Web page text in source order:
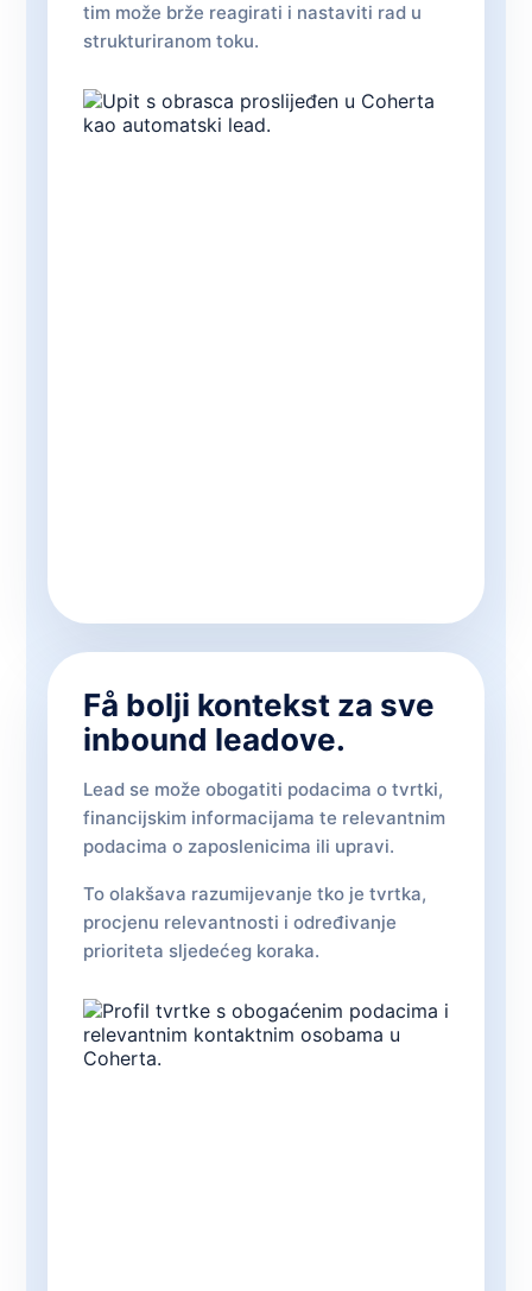
tim može brže reagirati i nastaviti rad u
strukturiranom toku.
Få bolji kontekst za sve
inbound leadove.
Lead se može obogatiti podacima o tvrtki,
financijskim informacijama te relevantnim
podacima o zaposlenicima ili upravi.
To olakšava razumijevanje tko je tvrtka,
procjenu relevantnosti i određivanje
prioriteta sljedećeg koraka.